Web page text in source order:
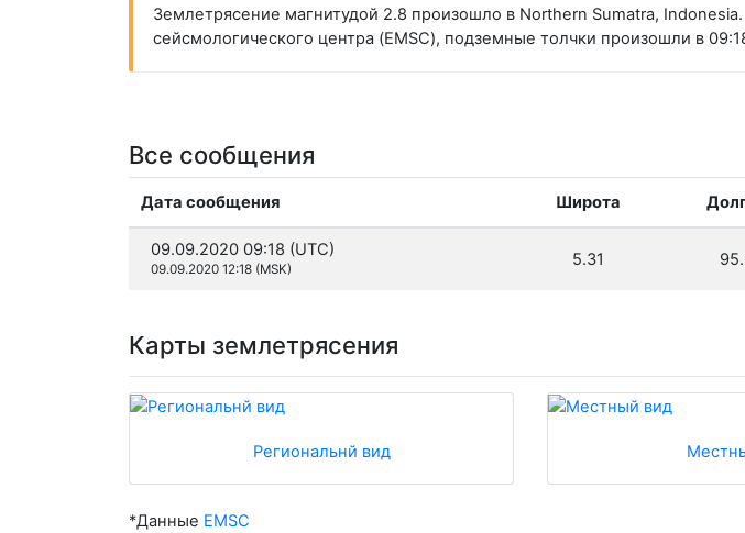
Землетрясение магнитудой 2.8 произошло в Northern Sumatra,
сейсмологического центра (EMSC), подземные толчки произошли в
Все сообщения
Дата сообщения Широта
09.09.2020 09:18 (UTC)
09.09.2020 12:18 (MSK) 5.31
Карты землетрясения
Региональнй вид
*Данные EMSC